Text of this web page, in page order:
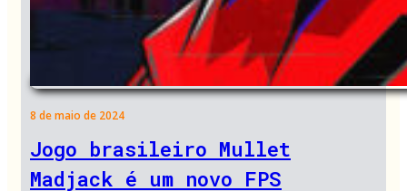
8 de maio de 2024
Jogo brasileiro Mullet
Madjack é um novo FPS